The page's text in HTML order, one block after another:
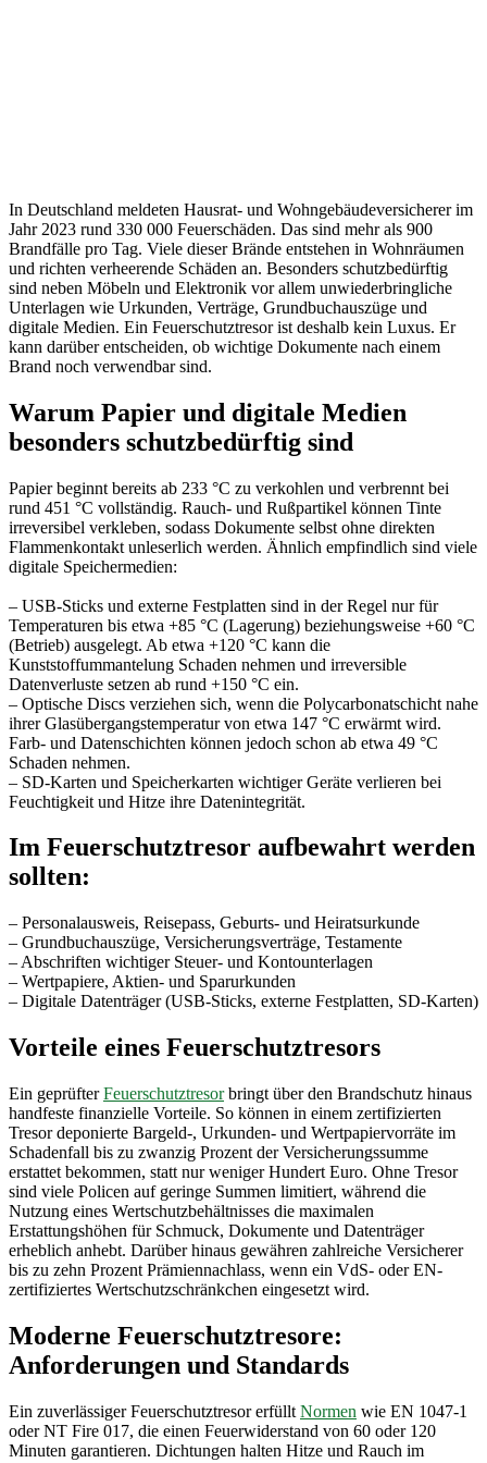
In Deutschland meldeten Hausrat- und Wohngebäudeversicherer im
Jahr 2023 rund 330 000 Feuerschäden. Das sind mehr als 900
Brandfälle pro Tag. Viele dieser Brände entstehen in Wohnräumen
und richten verheerende Schäden an. Besonders schutzbedürftig
sind neben Möbeln und Elektronik vor allem unwiederbringliche
Unterlagen wie Urkunden, Verträge, Grundbuchauszüge und
digitale Medien. Ein Feuerschutztresor ist deshalb kein Luxus. Er
kann darüber entscheiden, ob wichtige Dokumente nach einem
Brand noch verwendbar sind.
Warum Papier und digitale Medien
besonders schutzbedürftig sind
Papier beginnt bereits ab 233 °C zu verkohlen und verbrennt bei
rund 451 °C vollständig. Rauch- und Rußpartikel können Tinte
irreversibel verkleben, sodass Dokumente selbst ohne direkten
Flammenkontakt unleserlich werden. Ähnlich empfindlich sind viele
digitale Speichermedien:
– USB-Sticks und externe Festplatten sind in der Regel nur für
Temperaturen bis etwa +85 °C (Lagerung) beziehungsweise +60 °C
(Betrieb) ausgelegt. Ab etwa +120 °C kann die
Kunststoffummantelung Schaden nehmen und irreversible
Datenverluste setzen ab rund +150 °C ein.
– Optische Discs verziehen sich, wenn die Polycarbonatschicht nahe
ihrer Glasübergangstemperatur von etwa 147 °C erwärmt wird.
Farb- und Datenschichten können jedoch schon ab etwa 49 °C
Schaden nehmen.
– SD-Karten und Speicherkarten wichtiger Geräte verlieren bei
Feuchtigkeit und Hitze ihre Datenintegrität.
Im Feuerschutztresor aufbewahrt werden
sollten:
– Personalausweis, Reisepass, Geburts- und Heiratsurkunde
– Grundbuchauszüge, Versicherungsverträge, Testamente
– Abschriften wichtiger Steuer- und Kontounterlagen
– Wertpapiere, Aktien- und Sparurkunden
– Digitale Datenträger (USB-Sticks, externe Festplatten, SD-Karten)
Vorteile eines Feuerschutztresors
Ein geprüfterFeuerschutztresorbringt über den Brandschutz hinaus
handfeste finanzielle Vorteile. So können in einem zertifizierten
Tresor deponierte Bargeld-, Urkunden- und Wertpapiervorräte im
Schadenfall bis zu zwanzig Prozent der Versicherungssumme
erstattet bekommen, statt nur weniger Hundert Euro. Ohne Tresor
sind viele Policen auf geringe Summen limitiert, während die
Nutzung eines Wertschutzbehältnisses die maximalen
Erstattungshöhen für Schmuck, Dokumente und Datenträger
erheblich anhebt. Darüber hinaus gewähren zahlreiche Versicherer
bis zu zehn Prozent Prämiennachlass, wenn ein VdS- oder EN-
zertifiziertes Wertschutzschränkchen eingesetzt wird.
Moderne Feuerschutztresore:
Anforderungen und Standards
Ein zuverlässiger Feuerschutztresor erfüllt Normen wie EN 1047-1
oder NT Fire 017, die einen Feuerwiderstand von 60 oder 120
Minuten garantieren. Dichtungen halten Hitze und Rauch im